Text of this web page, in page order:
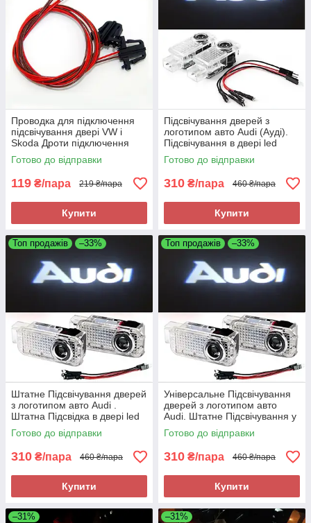
Проводка для підключення
підсвічування двері VW і
Skoda Дроти підключення
Передніх дверей VW і Skoda /
2 Проводи
Готово до відправки
119 ₴/пара 219 ₴/пара
Купити
Підсвічування дверей з
логотипом авто Audi (Ауді).
Підсвічування в двері led
Готово до відправки
310 ₴/пара 460 ₴/пара
Купити
Топ продажів –33%
Штатне Підсвічування дверей
з логотипом авто Audi .
Штатна Підсвідка в двері led
Ауді
Готово до відправки
310 ₴/пара 460 ₴/пара
Купити
Топ продажів –33%
Універсальне Підсвічування
дверей з логотипом авто
Audi. Штатне Підсвічування у
двері LED Ауді
Готово до відправки
310 ₴/пара 460 ₴/пара
Купити
–31% –31%